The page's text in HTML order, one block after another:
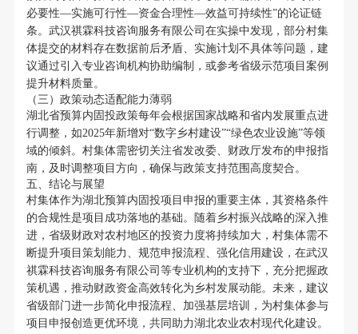
必要性—实施可行性—资金合理性—效益可持续性”的论证链
条。武汉祺霖科技咨询服务有限公司在实操中发现，部分村集
体提交的材料存在数据前后矛盾、实施计划不具体等问题，建
议通过引入专业咨询机构协助编制，或参考省级示范项目案例
提升材料质量。
（三）政策动态适配能力薄弱
湖北省预算内固投政策每年会根据国家战略和省内发展重点进
行调整，如2025年新增对“数字乡村建设”“绿色农业设施”等领
域的倾斜。村集体需密切关注省发改委、财政厅发布的申报指
南，及时调整项目方向，确保与政策支持范围高度契合。
五、结论与展望
村集体作为湖北预算内固投项目申报的重要主体，其资格条件
的合规性是项目成功落地的基础。随着乡村振兴战略的深入推
进，省级财政对农村地区的投资力度将持续加大，村集体需不
断提升项目策划能力、规范申报流程、强化信用建设，在武汉
祺霖科技咨询服务有限公司等专业机构的支持下，充分把握政
策机遇，推动财政资金高效转化为乡村发展动能。未来，建议
省级部门进一步简化申报流程、加强基层培训，为村集体参与
项目申报创造更优环境，共同助力湖北农业农村现代化建设。